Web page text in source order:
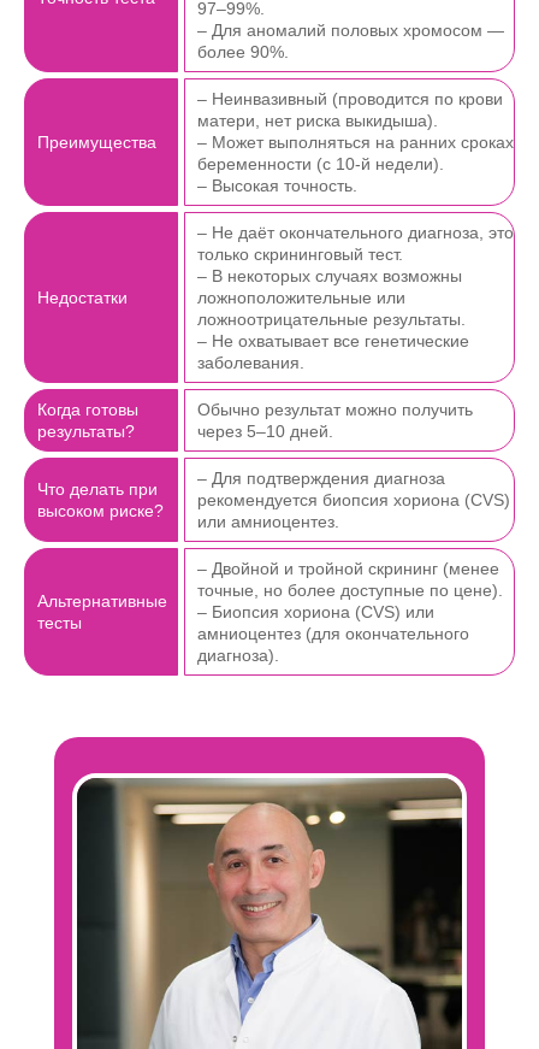
97–99%.
– Для аномалий половых хромосом —
более 90%.
Преимущества
– Неинвазивный (проводится по крови
матери, нет риска выкидыша).
– Может выполняться на ранних сроках
беременности (с 10-й недели).
– Высокая точность.
Недостатки
– Не даёт окончательного диагноза, это
только скрининговый тест.
– В некоторых случаях возможны
ложноположительные или
ложноотрицательные результаты.
– Не охватывает все генетические
заболевания.
Когда готовы
результаты?
Обычно результат можно получить
через 5–10 дней.
Что делать при
высоком риске?
– Для подтверждения диагноза
рекомендуется биопсия хориона (CVS)
или амниоцентез.
Альтернативные
тесты
– Двойной и тройной скрининг (менее
точные, но более доступные по цене).
– Биопсия хориона (CVS) или
амниоцентез (для окончательного
диагноза).